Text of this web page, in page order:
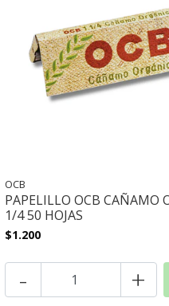
OCB
PAPELILLO OCB CAÑAMO
1/4 50 HOJAS
$1.200
- +